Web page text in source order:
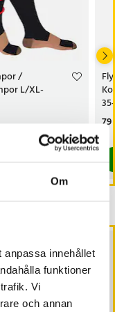
Om
anpassa innehållet
funktioner
Vi
och annan
/
L/XL-
inom 1-2 vardagar
79